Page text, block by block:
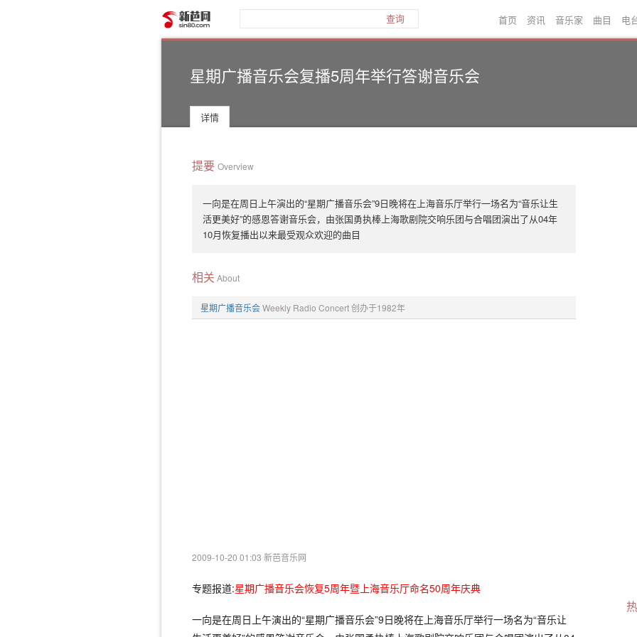
查询 首页 资讯 音乐家 曲目 电
星期广播音乐会复播5周年举行答谢音乐会
详情
提要 Overview
一向是在周日上午演出的“星期广播音乐会”9日晚将在上海音乐厅举行一场名为“音乐让生
活更美好”的感恩答谢音乐会，由张国勇执棒上海歌剧院交响乐团与合唱团演出了从04年
10月恢复播出以来最受观众欢迎的曲目
相关 About
星期广播音乐会Weekly Radio Concert 创办于1982年
2009-10-20 01:03 新芭音乐网
专题报道:星期广播音乐会恢复5周年暨上海音乐厅命名50周年庆典
一向是在周日上午演出的“星期广播音乐会”9日晚将在上海音乐厅举行一场名为“音乐让